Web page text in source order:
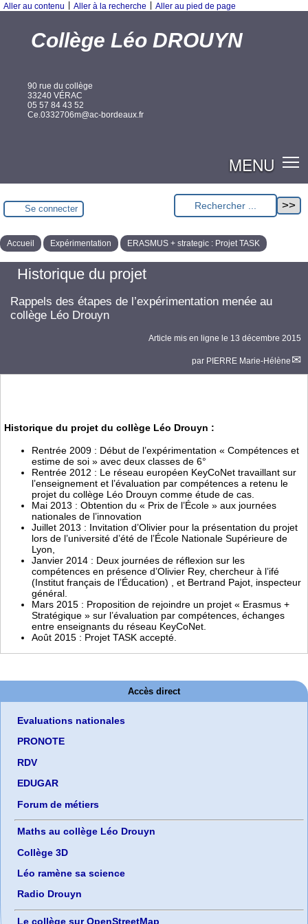
Aller au contenu Aller à la recherche Aller au pied de page
Collège Léo DROUYN
90 rue du collège
33240 VÉRAC
05 57 84 43 52
Ce.0332706m@ac-bordeaux.fr
MENU
Se connecter
Accueil Expérimentation ERASMUS + strategic : Projet TASK
Historique du projet
Rappels des étapes de l’expérimentation menée au
collège Léo Drouyn
Article mis en ligne le 13 décembre 2015
par PIERRE Marie-Hélène
Historique du projet du collège Léo Drouyn :
Rentrée 2009 : Début de l’expérimentation « Compétences et
estime de soi » avec deux classes de 6°
Rentrée 2012 : Le réseau européen KeyCoNet travaillant sur
l’enseignement et l’évaluation par compétences a retenu le
projet du collège Léo Drouyn comme étude de cas.
Mai 2013 : Obtention du « Prix de l’École » aux journées
nationales de l’innovation
Juillet 2013 : Invitation d’Olivier pour la présentation du projet
lors de l’université d’été de l’École Nationale Supérieure de
Lyon,
Janvier 2014 : Deux journées de réflexion sur les
compétences en présence d’Olivier Rey, chercheur à l’ifé
(Institut français de l’Éducation) , et Bertrand Pajot, inspecteur
général.
Mars 2015 : Proposition de rejoindre un projet « Erasmus +
Stratégique » sur l’évaluation par compétences, échanges
entre enseignants du réseau KeyCoNet.
Août 2015 : Projet TASK accepté.
Accès direct
Evaluations nationales
PRONOTE
RDV
EDUGAR
Forum de métiers
Maths au collège Léo Drouyn
Collège 3D
Léo ramène sa science
Radio Drouyn
Le collège sur OpenStreetMap